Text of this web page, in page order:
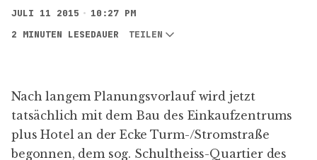
JULI 11 2015
10:27 PM
2 MINUTEN LESEDAUER
TEILEN
Nach langemPlanungsvorlaufwird jetzt
tatsächlich mit dem Bau des Einkaufzentrums
plus Hotel an der Ecke Turm-/Stromstraße
begonnen, dem sog. Schultheiss-Quartierdes